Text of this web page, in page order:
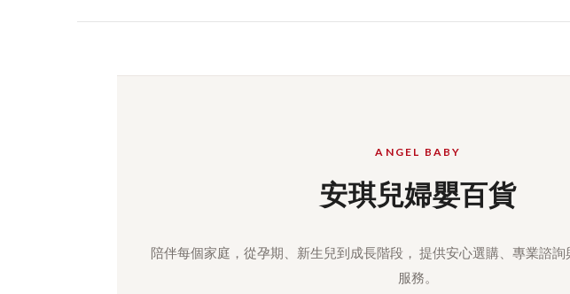
ANGEL BABY
安琪兒婦嬰百貨
陪伴每個家庭，從孕期、新生兒到成長階段， 提供安心選購、專業諮
服務。